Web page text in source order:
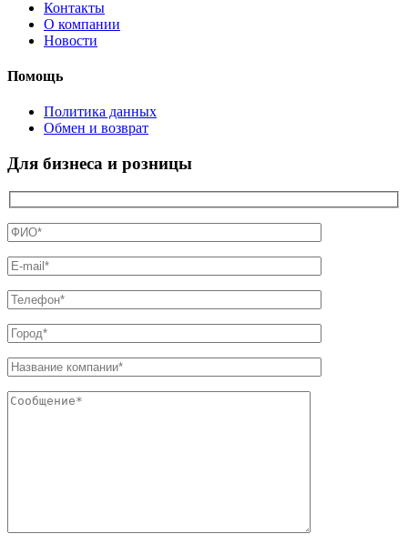
Контакты
О компании
Новости
Помощь
Политика данных
Обмен и возврат
Для бизнеса и розницы